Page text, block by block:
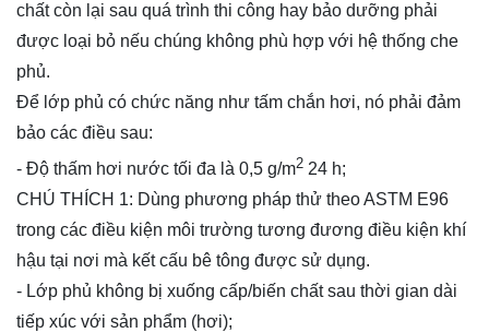
chất còn lại sau quá trình thi công hay bảo dưỡng phải
được loại bỏ nếu chúng không phù hợp với hệ thống che
phủ.
Để lớp phủ có chức năng như tấm chắn hơi, nó phải đảm
bảo các điều sau:
- Độ thấm hơi nước tối đa là 0,5 g/m2 24 h;
CHÚ THÍCH 1: Dùng phương pháp thử theo ASTM E96
trong các điều kiện môi trường tương đương điều kiện khí
hậu tại nơi mà kết cấu bê tông được sử dụng.
- Lớp phủ không bị xuống cấp/biến chất sau thời gian dài
tiếp xúc với sản phẩm (hơi);